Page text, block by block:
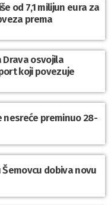
od 7,1 milijun eura za
prema
Drava osvojila
koji povezuje
nesreće preminuo 28-
dobiva novu